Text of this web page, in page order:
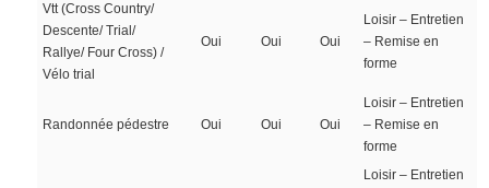
Vtt (Cross Country/
Descente/ Trial/
Rallye/ Four Cross) /
Vélo trial
Oui Oui Oui
Loisir – Entretien
– Remise en
forme
Randonnée pédestre Oui Oui Oui
Loisir – Entretien
– Remise en
forme
Loisir – Entretien